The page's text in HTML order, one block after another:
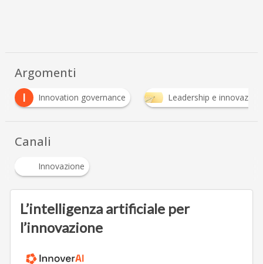
Argomenti
Leadership e innovazione S Strategie
Canali
Innovazione
L’intelligenza artificiale per
l’innovazione